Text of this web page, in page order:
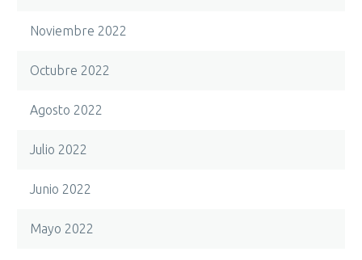
Noviembre 2022
Octubre 2022
Agosto 2022
Julio 2022
Junio 2022
Mayo 2022